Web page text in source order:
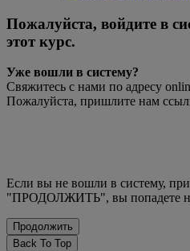
Пожалуйста, войдите в
этот курс.
Уже вошли в систему?
Свяжитесь с нами по адресу
Пожалуйста, пришлите нам
Если вы не вошли в систему,
"ПРОДОЛЖИТЬ", вы попадете
Back To Top